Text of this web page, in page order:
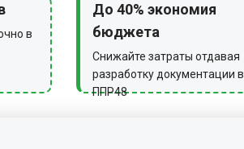
в
До 40% экономия
бюджета
Снижайте затраты отдавая
разработку документации в
ППР48